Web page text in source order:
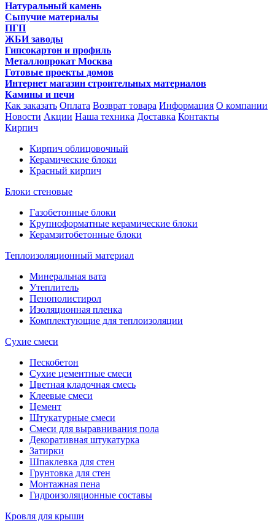
Натуральный камень
Сыпучие материалы
ПГП
ЖБИ заводы
Гипсокартон и профиль
Металлопрокат Москва
Готовые проекты домов
Интернет магазин строительных материалов
Камины и печи
Как заказать Оплата Возврат товара Информация О компании
Новости Акции Наша техника Доставка Контакты
Кирпич
Кирпич облицовочный
Керамические блоки
Красный кирпич
Блоки стеновые
Газобетонные блоки
Крупноформатные керамические блоки
Керамзитобетонные блоки
Теплоизоляционный материал
Минеральная вата
Утеплитель
Пенополистирол
Изоляционная пленка
Комплектующие для теплоизоляции
Сухие смеси
Пескобетон
Сухие цементные смеси
Цветная кладочная смесь
Клеевые смеси
Цемент
Штукатурные смеси
Смеси для выравнивания пола
Декоративная штукатурка
Затирки
Шпаклевка для стен
Грунтовка для стен
Монтажная пена
Гидроизоляционные составы
Кровля для крыши